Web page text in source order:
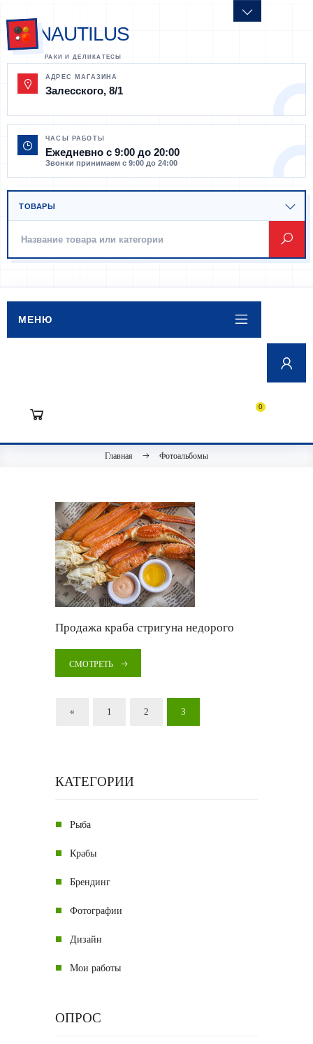
NAUTILUS
АДРЕС МАГАЗИНА
Залесского, 8/1
ЧАСЫ РАБОТЫ
Ежедневно с 9:00 до 20:00
Звонки принимаем с 9:00 до 24:00
МЕНЮ
0
Главная Фотоальбомы
Продажа краба стригуна недорого
СМОТРЕТЬ
« 1 2 3
КАТЕГОРИИ
Рыба
Крабы
Брендинг
Фотографии
Дизайн
Мои работы
ОПРОС